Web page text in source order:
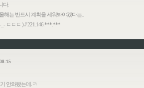
다.
해는 반드시 계획을 세워봐야겠다는..
ㄷㄷㄷ ) // 221.146.***.***
안와봤는데.ㅋ